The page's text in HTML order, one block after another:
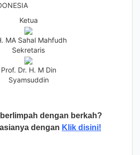
Ketua
MA Sahal Mahfudh
Sekretaris
Prof. Dr. H. M Din
Syamsuddin
dengan berkah?
dengan Klik disini!